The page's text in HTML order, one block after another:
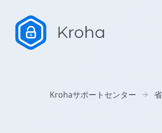
Krohaサポートセンター